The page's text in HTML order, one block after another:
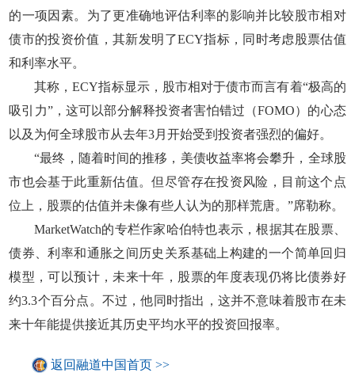
的一项因素。为了更准确地评估利率的影响并比较股市相对
债市的投资价值，其新发明了ECY指标，同时考虑股票估值
和利率水平。
其称，ECY指标显示，股市相对于债市而言有着“极高的
吸引力”，这可以部分解释投资者害怕错过（FOMO）的心态
以及为何全球股市从去年3月开始受到投资者强烈的偏好。
“最终，随着时间的推移，美债收益率将会攀升，全球股
市也会基于此重新估值。但尽管存在投资风险，目前这个点
位上，股票的估值并未像有些人认为的那样荒唐。”席勒称。
MarketWatch的专栏作家哈伯特也表示，根据其在股票、
债券、利率和通胀之间历史关系基础上构建的一个简单回归
模型，可以预计，未来十年，股票的年度表现仍将比债券好
约3.3个百分点。不过，他同时指出，这并不意味着股市在未
来十年能提供接近其历史平均水平的投资回报率。
返回融道中国首页 >>